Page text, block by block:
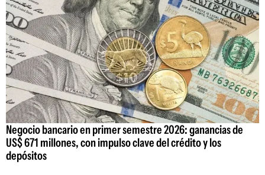
Negocio bancario en primer semestre 2026: ganancias de
US$ 671 millones, con impulso clave del crédito y los
depósitos